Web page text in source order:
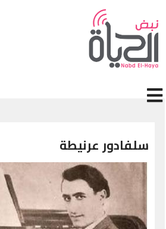
تجاوز إلى المحتوى الرئيسي
سلفادور عرنيطة